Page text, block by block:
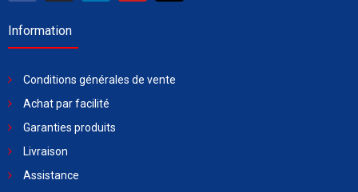
Information
Conditions générales de vente
Achat par facilité
Garanties produits
Livraison
Assistance